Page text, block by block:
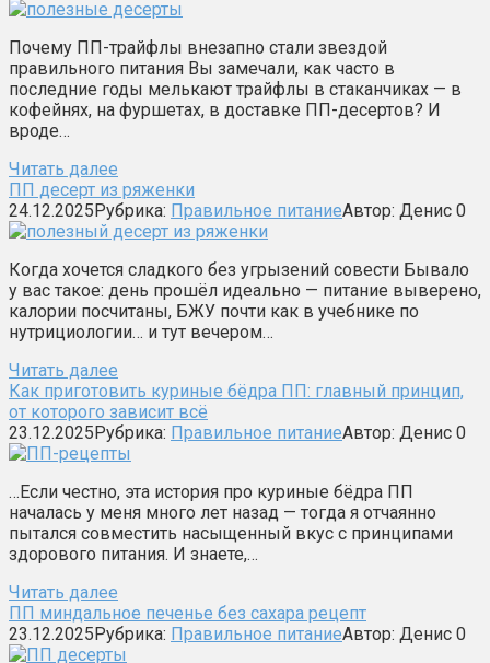
Почему ПП-трайфлы внезапно стали звездой
правильного питания Вы замечали, как часто в
последние годы мелькают трайфлы в стаканчиках — в
кофейнях, на фуршетах, в доставке ПП-десертов? И
вроде…
Читать далее
ПП десерт из ряженки
24.12.2025Рубрика: Правильное питаниеАвтор: Денис 0
Когда хочется сладкого без угрызений совести Бывало
у вас такое: день прошёл идеально — питание выверено,
калории посчитаны, БЖУ почти как в учебнике по
нутрициологии… и тут вечером…
Читать далее
Как приготовить куриные бёдра ПП: главный принцип,
от которого зависит всё
23.12.2025Рубрика: Правильное питаниеАвтор: Денис 0
…Если честно, эта история про куриные бёдра ПП
началась у меня много лет назад — тогда я отчаянно
пытался совместить насыщенный вкус с принципами
здорового питания. И знаете,…
Читать далее
ПП миндальное печенье без сахара рецепт
23.12.2025Рубрика: Правильное питаниеАвтор: Денис 0